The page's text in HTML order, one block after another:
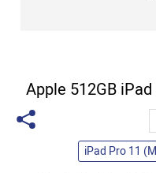
iPad Pro 11